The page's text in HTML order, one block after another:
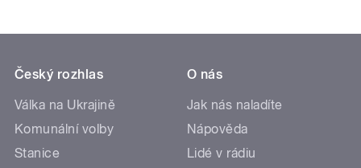
Český rozhlas
Válka na Ukrajině
Komunální volby
Stanice
O nás
Jak nás naladíte
Nápověda
Lidé v rádiu